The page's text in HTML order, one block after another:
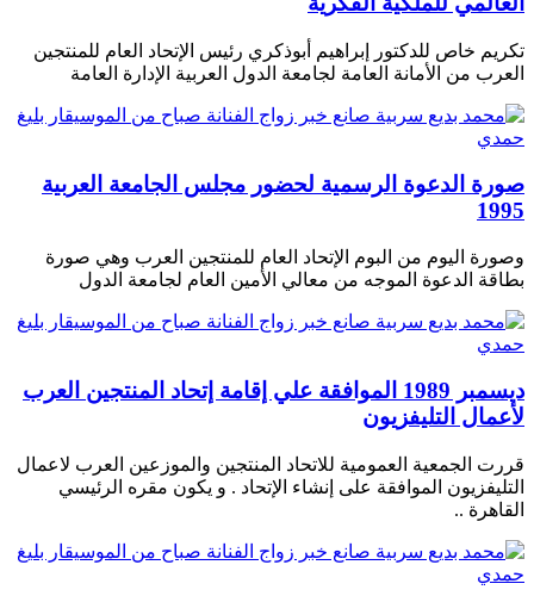
تكريم خاص للدكتور إبراهيم أبوذكري رئيس الإتحاد العام للمنتجين
العرب من الأمانة العامة لجامعة الدول العربية الإدارة العامة
صورة الدعوة الرسمية لحضور مجلس الجامعة العربية
1995
وصورة اليوم من البوم الإتحاد العام للمنتجين العرب وهي صورة
بطاقة الدعوة الموجه من معالي الأمين العام لجامعة الدول
ديسمبر 1989 الموافقة علي إقامة إتحاد المنتجين العرب
لأعمال التليفزيون
قررت الجمعية العمومية للاتحاد المنتجين والموزعين العرب لاعمال
التليفزيون الموافقة على إنشاء الإتحاد . و يكون مقره الرئيسي
القاهرة ..